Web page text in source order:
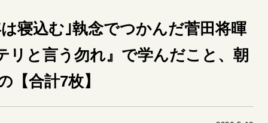
現者の葛藤
人生が動いた日 10代の挫折と原点
カンドキャリアの描き方
を掴む選択
寝込む｣執念でつかんだ菅田将暉
リと言う勿れ』で学んだこと、朝
合計7枚】